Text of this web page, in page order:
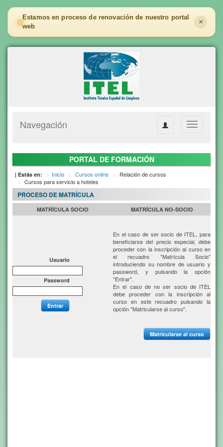
Estamos en proceso de renovación de nuestro portal
web
×
Toggle
Navegación
PORTAL DE FORMACIÓN
| Estás en: Inicio Cursos online
Relación de cursos
Cursos para servicio a hoteles
PROCESO DE MATRÍCULA
MATRÍCULA SOCIO MATRÍCULA NO-SOCIO
Usuario
Password
Entrar
En el caso de ser socio de ITEL, para
beneficiarse del precio especial, debe
proceder con la inscripción al curso en
el recuadro "Matrícula Socio"
introduciendo su nombre de usuario y
password, y pulsando la opción
"Entrar".
En el caso de no ser socio de ITEL
debe proceder con la inscripción al
curso en este recuadro pulsando la
opción "Matricularse al curso".
Matricularse al curso